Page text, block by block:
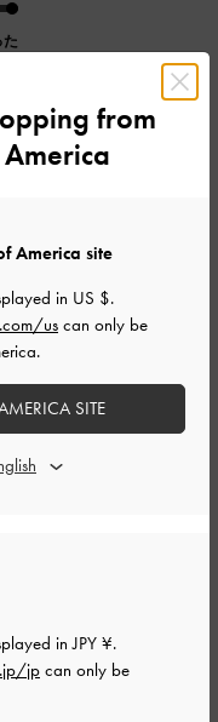
た
並べ替え: 最新
ー: ピンク系
2026-07-21
from
inJPY ¥.
jpcan only be
America site
in US $.
uscan only be
SITE